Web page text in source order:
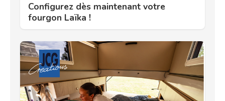
Configurez dès maintenant votre
fourgon Laïka !